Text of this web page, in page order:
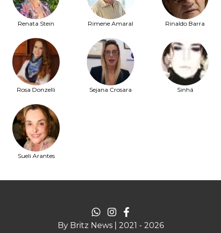
Renata Stein Rimene Amaral Rinaldo Barra
Rosa Donzelli Sejana Crosara Sinhá
Sueli Arantes
By Britz News | 2021 - 2026